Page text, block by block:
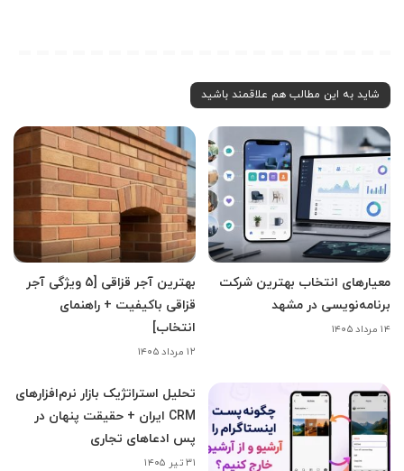
شاید به این مطالب هم علاقمند باشید
معیارهای انتخاب بهترین شرکت
برنامه‌نویسی در مشهد
۱۴ مرداد ۱۴۰۵
بهترین آجر قزاقی [5 ویژگی آجر
قزاقی باکیفیت + راهنمای
انتخاب]
۱۲ مرداد ۱۴۰۵
تحلیل استراتژیک بازار نرم‌افزارهای
CRM ایران + حقیقت پنهان در
پس ادعاهای تجاری
۳۱ تیر ۱۴۰۵